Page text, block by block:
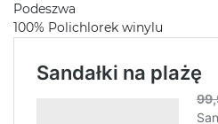
Podeszwa
100% Polichlorek winylu